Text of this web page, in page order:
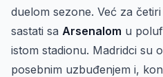
duelom sezone. Već za
sastati sa Arsenalom u
istom stadionu. Madridci su
posebnim uzbuđenjem i,